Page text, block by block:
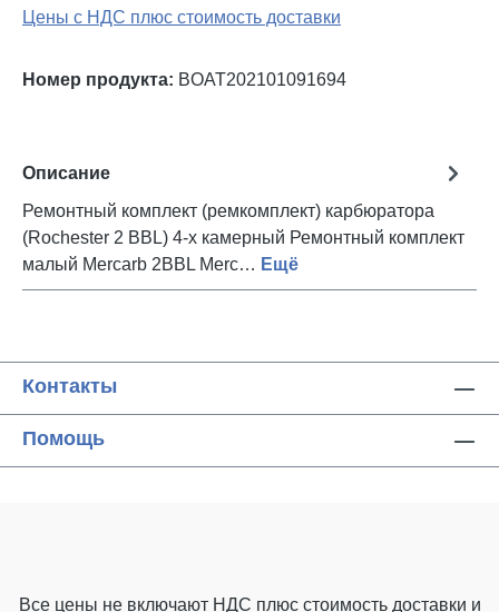
Цены с НДС плюс стоимость доставки
Номер продукта: BOAT202101091694
Описание
Ремонтный комплект (ремкомплект) карбюратора
(Rochester 2 BBL) 4-х камерный Ремонтный комплект
малый Mercarb 2BBL Merc… Ещё
Контакты
Помощь
Все цены не включают НДС плюс стоимость доставки и